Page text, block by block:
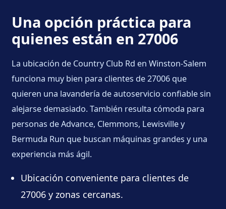
Una opción práctica para
quienes están en 27006
La ubicación de Country Club Rd en Winston-Salem
funciona muy bien para clientes de 27006 que
quieren una lavandería de autoservicio confiable sin
alejarse demasiado. También resulta cómoda para
personas de Advance, Clemmons, Lewisville y
Bermuda Run que buscan máquinas grandes y una
experiencia más ágil.
Ubicación conveniente para clientes de
27006 y zonas cercanas.